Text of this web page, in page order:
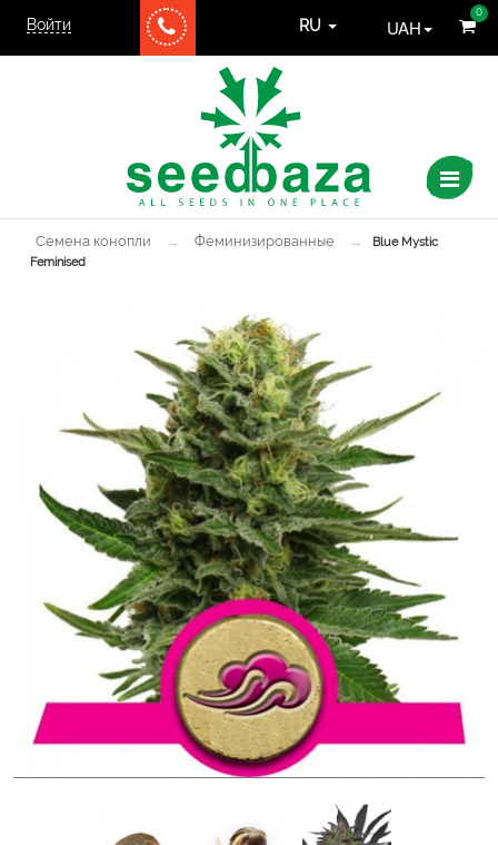
Войти
0
RU UAH
Семена конопли → Феминизированные →
Blue Mystic
Feminised